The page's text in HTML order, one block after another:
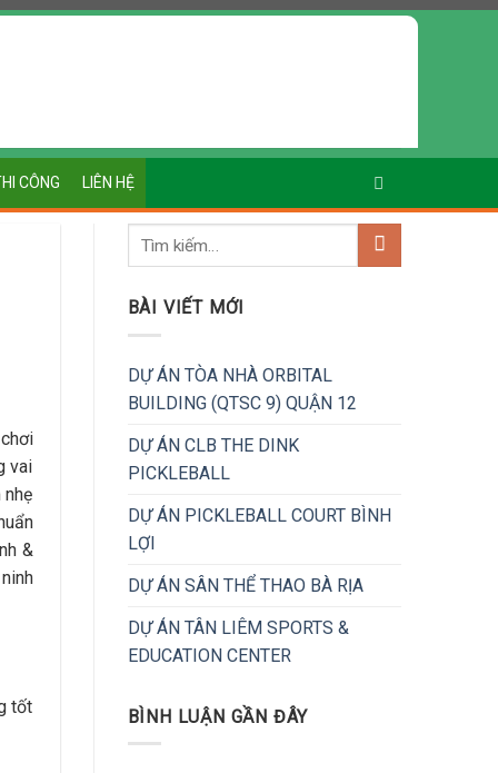
CÔNG LIÊN HỆ
vai
&
tốt
BÀI VIẾT MỚI
DỰ ÁN TÒA NHÀ ORBITAL
BUILDING (QTSC 9) QUẬN 12
DỰ ÁN CLB THE DINK
PICKLEBALL
DỰ ÁN PICKLEBALL COURT BÌNH
LỢI
DỰ ÁN SÂN THỂ THAO BÀ RỊA
DỰ ÁN TÂN LIÊM SPORTS &
EDUCATION CENTER
BÌNH LUẬN GẦN ĐÂY